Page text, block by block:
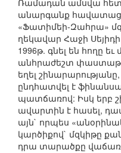
Ռամադան ամսվա հետ,
անարգանք
«Ֆատիմեի-Զահրա»
ղեկավար Հաջի
1996թ. գնել են հողը եւ
անհրաժեշտ
եղել
ընդհատվել է
պատճառով: Իսկ երբ
ավարտին է հասել,
այն` որպես
կարծիքով` մզկիթը
դրա տարածքը